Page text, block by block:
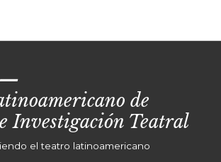
de
Investigación Teatral
el teatro latinoamericano